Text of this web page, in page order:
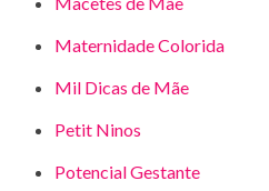
Maternidade Colorida
Mil Dicas de Mãe
Petit Ninos
Potencial Gestante